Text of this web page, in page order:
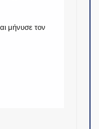
μήνυσε τον